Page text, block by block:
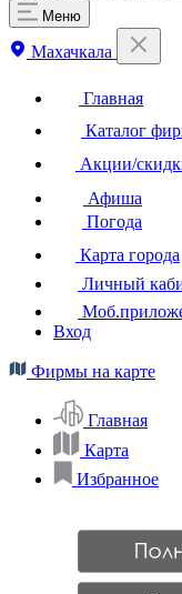
Меню
Махачкала
Главная
Каталог
Акции/
Афиша
Погода
Карта города
Личный
Вход
Фирмы на карте
Главная
Карта
Избранное